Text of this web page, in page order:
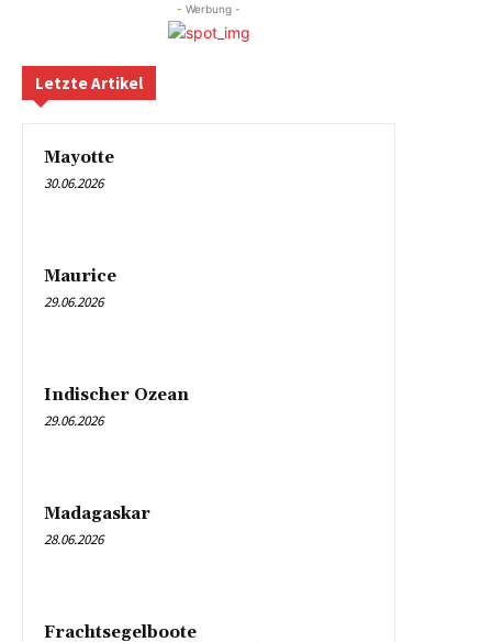
- Werbung -
Letzte Artikel
Mayotte
30.06.2026
Maurice
29.06.2026
Indischer Ozean
29.06.2026
Madagaskar
28.06.2026
Frachtsegelboote